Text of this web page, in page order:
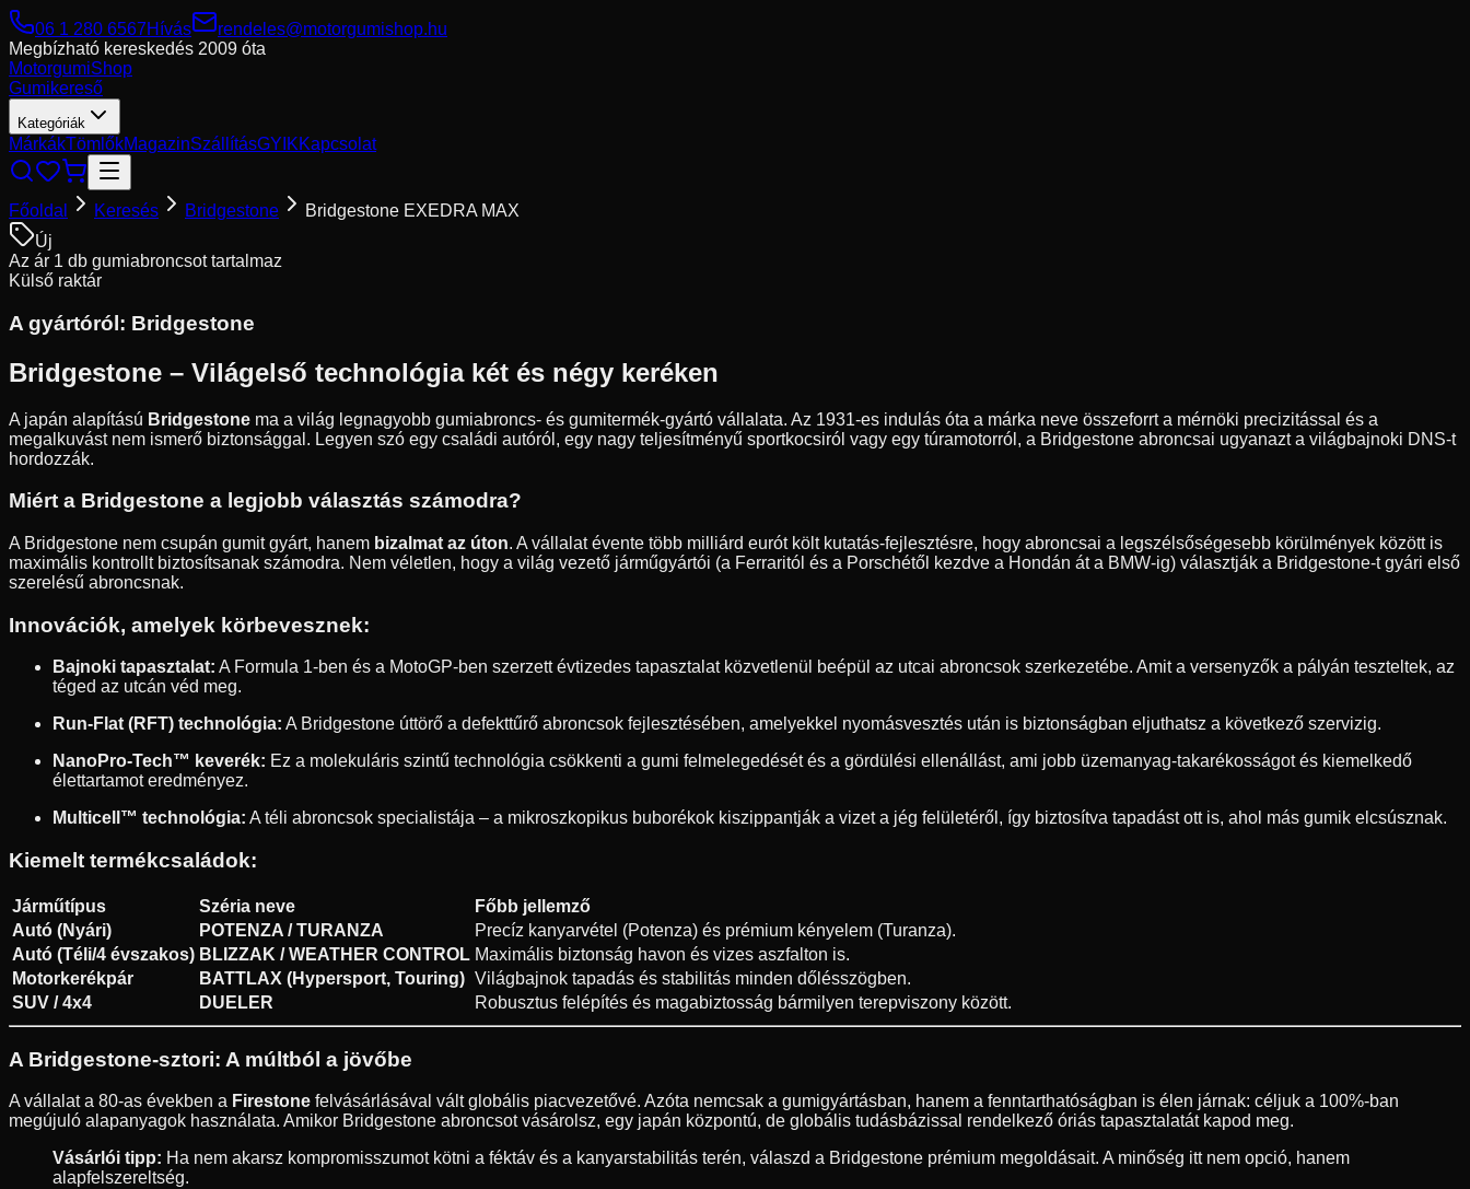
06 1 280 6567Hívás
rendeles@motorgumishop.hu
Megbízható kereskedés 2009 óta
MotorgumiShop
Gumikereső
Kategóriák
MárkákTömlőkMagazinSzállításGYIKKapcsolat
Főoldal Keresés Bridgestone
Bridgestone EXEDRA MAX
Új
Az ár 1 db gumiabroncsot tartalmaz
Külső raktár
A gyártóról: Bridgestone
Bridgestone – Világelső technológia két és négy keréken
A japán alapítású Bridgestone ma a világ legnagyobb gumiabroncs- és gumitermék-gyártó vállalata. Az 1931-es indulás óta a márka neve összeforrt a mérnöki precizitással és a
megalkuvást nem ismerő biztonsággal. Legyen szó egy családi autóról, egy nagy teljesítményű sportkocsiról vagy egy túramotorról, a Bridgestone abroncsai ugyanazt a világbajnoki DNS-t
hordozzák.
Miért a Bridgestone a legjobb választás számodra?
A Bridgestone nem csupán gumit gyárt, hanem bizalmat az úton. A vállalat évente több milliárd eurót költ kutatás-fejlesztésre, hogy abroncsai a legszélsőségesebb körülmények között is
maximális kontrollt biztosítsanak számodra. Nem véletlen, hogy a világ vezető járműgyártói (a Ferraritól és a Porschétől kezdve a Hondán át a BMW-ig) választják a Bridgestone-t gyári első
szerelésű abroncsnak.
Innovációk, amelyek körbevesznek:
Bajnoki tapasztalat: A Formula 1-ben és a MotoGP-ben szerzett évtizedes tapasztalat közvetlenül beépül az utcai abroncsok szerkezetébe. Amit a versenyzők a pályán teszteltek, az
téged az utcán véd meg.
Run-Flat (RFT) technológia: A Bridgestone úttörő a defekttűrő abroncsok fejlesztésében, amelyekkel nyomásvesztés után is biztonságban eljuthatsz a következő szervizig.
NanoPro-Tech™ keverék: Ez a molekuláris szintű technológia csökkenti a gumi felmelegedését és a gördülési ellenállást, ami jobb üzemanyag-takarékosságot és kiemelkedő
élettartamot eredményez.
Multicell™ technológia: A téli abroncsok specialistája – a mikroszkopikus buborékok kiszippantják a vizet a jég felületéről, így biztosítva tapadást ott is, ahol más gumik elcsúsznak.
Kiemelt termékcsaládok:
Járműtípus Széria neve
Főbb jellemző
Autó (Nyári)
POTENZA / TURANZA
Precíz kanyarvétel (Potenza) és prémium kényelem (Turanza).
Autó (Téli/4 évszakos) BLIZZAK / WEATHER CONTROL Maximális biztonság havon és vizes aszfalton is.
Motorkerékpár
BATTLAX (Hypersport, Touring) Világbajnok tapadás és stabilitás minden dőlésszögben.
SUV / 4x4
DUELER Robusztus felépítés és magabiztosság bármilyen terepviszony között.
A Bridgestone-sztori: A múltból a jövőbe
A vállalat a 80-as években a Firestone felvásárlásával vált globális piacvezetővé. Azóta nemcsak a gumigyártásban, hanem a fenntarthatóságban is élen járnak: céljuk a 100%-ban
megújuló alapanyagok használata. Amikor Bridgestone abroncsot vásárolsz, egy japán központú, de globális tudásbázissal rendelkező óriás tapasztalatát kapod meg.
Vásárlói tipp: Ha nem akarsz kompromisszumot kötni a féktáv és a kanyarstabilitás terén, válaszd a Bridgestone prémium megoldásait. A minőség itt nem opció, hanem
alapfelszereltség.